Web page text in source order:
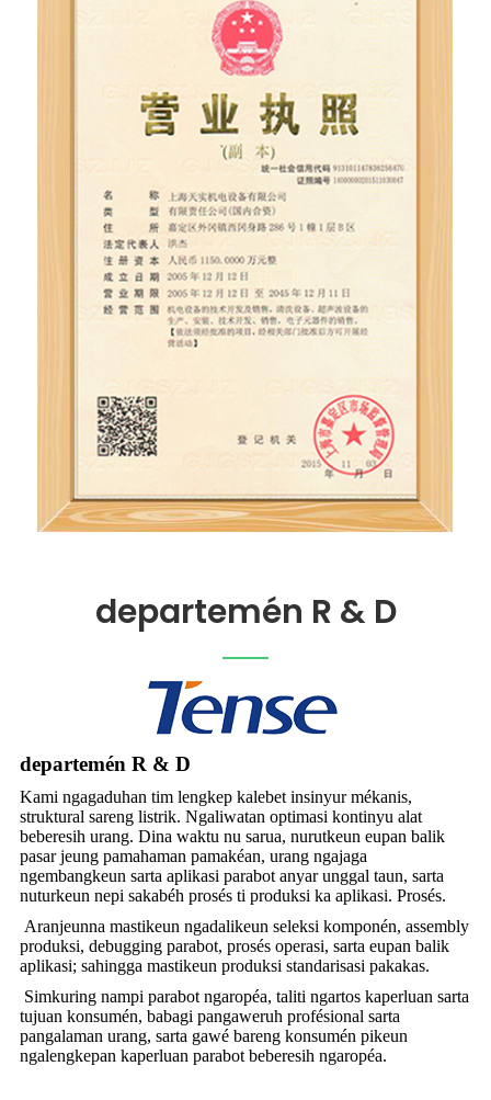
departemén R & D
departemén R & D
Kami ngagaduhan tim lengkep kalebet insinyur mékanis,
struktural sareng listrik. Ngaliwatan optimasi kontinyu alat
beberesih urang. Dina waktu nu sarua, nurutkeun eupan balik
pasar jeung pamahaman pamakéan, urang ngajaga
ngembangkeun sarta aplikasi parabot anyar unggal taun, sarta
nuturkeun nepi sakabéh prosés ti produksi ka aplikasi. Prosés.
Aranjeunna mastikeun ngadalikeun seleksi komponén, assembly
produksi, debugging parabot, prosés operasi, sarta eupan balik
aplikasi; sahingga mastikeun produksi standarisasi pakakas.
Simkuring nampi parabot ngaropéa, taliti ngartos kaperluan sarta
tujuan konsumén, babagi pangaweruh profésional sarta
pangalaman urang, sarta gawé bareng konsumén pikeun
ngalengkepan kaperluan parabot beberesih ngaropéa.